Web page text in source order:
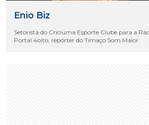
Enio Biz
Setorista do Criciúma Esporte Clube para a
Portal 4oito, repórter do Timaço Som Maior